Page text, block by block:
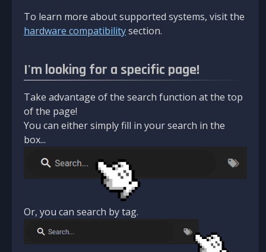
To learn more about supported systems, visit the
hardware compatibilitysection.
I'm looking for a specific page!
Take advantage of the search function at the top
of the page!
You can either simply fill in your search in the
box...
Or, you can search by tag.